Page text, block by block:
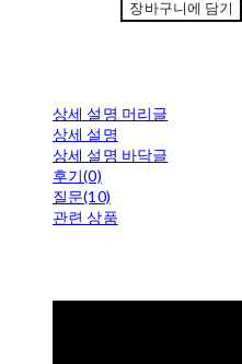
장바구니에 담기
상세 설명 머리글
상세 설명
상세 설명 바닥글
후기(0)
질문(10)
관련 상품